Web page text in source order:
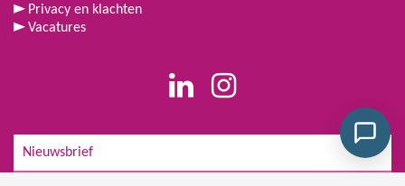
Privacy en klachten
Vacatures